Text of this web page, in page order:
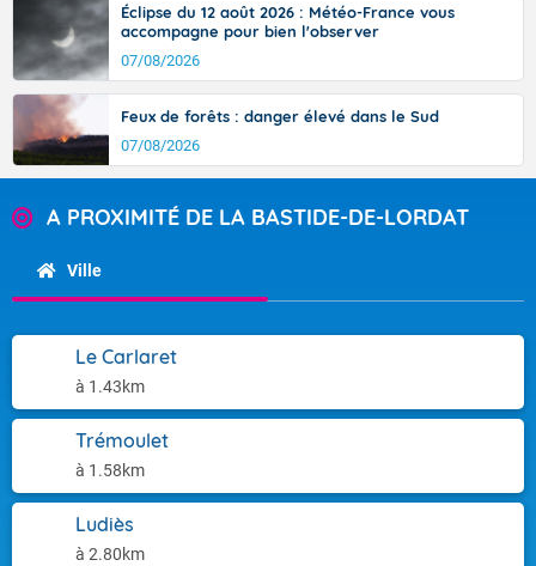
Éclipse du 12 août 2026 : Météo-France vous
accompagne pour bien l'observer
07/08/2026
Feux de forêts : danger élevé dans le Sud
07/08/2026
A PROXIMITÉ DE LA BASTIDE-DE-LORDAT
Ville
Le Carlaret
à 1.43km
Trémoulet
à 1.58km
Ludiès
à 2.80km